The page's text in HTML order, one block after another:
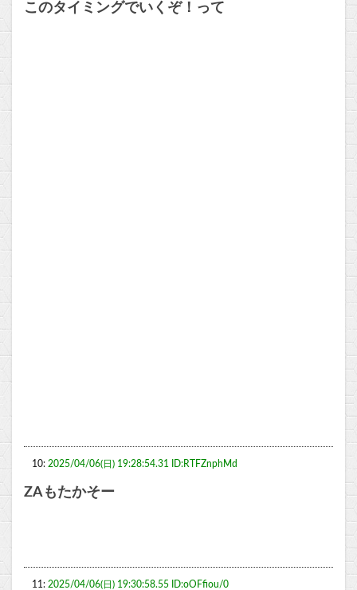
このタイミングでいくぞ！って
10: 2025/04/06(日) 19:28:54.31 ID:RTFZnphMd
ZAもたかそー
11: 2025/04/06(日) 19:30:58.55 ID:oOFfiou/0